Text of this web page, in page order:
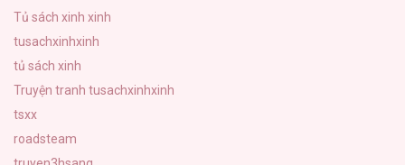
Tủ sách xinh xinh
tusachxinhxinh
tủ sách xinh
Truyện tranh tusachxinhxinh
tsxx
roadsteam